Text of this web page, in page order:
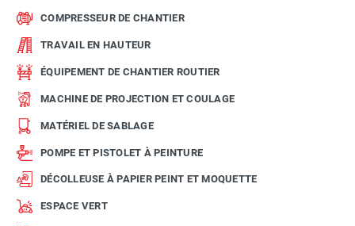
COMPRESSEUR DE CHANTIER
TRAVAIL EN HAUTEUR
ÉQUIPEMENT DE CHANTIER ROUTIER
MACHINE DE PROJECTION ET COULAGE
MATÉRIEL DE SABLAGE
POMPE ET PISTOLET À PEINTURE
DÉCOLLEUSE À PAPIER PEINT ET MOQUETTE
ESPACE VERT